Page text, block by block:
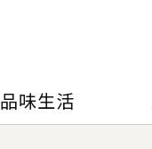
品味生活